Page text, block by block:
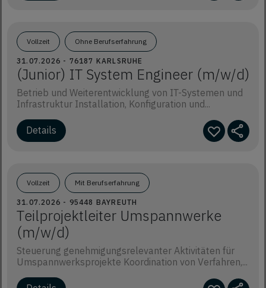
Vollzeit Ohne Berufserfahrung
31.07.2026 - 76187 KARLSRUHE
(Junior) IT System Engineer (m/w/d)
Betrieb und Weiterentwicklung von IT-Systemen und
Infrastruktur Installation, Konfiguration und...
Details
Vollzeit Mit Berufserfahrung
31.07.2026 - 95448 BAYREUTH
Teilprojektleiter Umspannwerke
(m/w/d)
Steuerung genehmigungsrelevanter Aktivitäten für
Umspannwerksprojekte Koordination von Verfahren,...